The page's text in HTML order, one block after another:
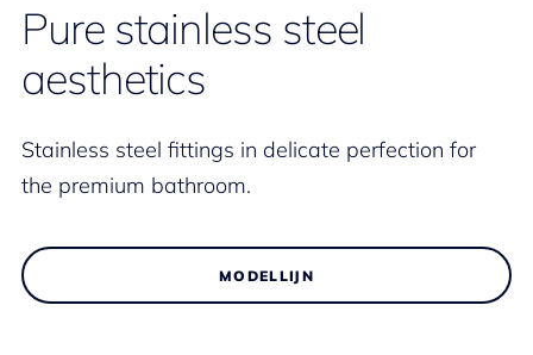
Pure stainless steel
aesthetics
Stainless steel fittings in delicate perfection for
the premium bathroom.
MODELLIJN